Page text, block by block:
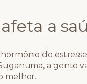
a
do
a gente
melhor.